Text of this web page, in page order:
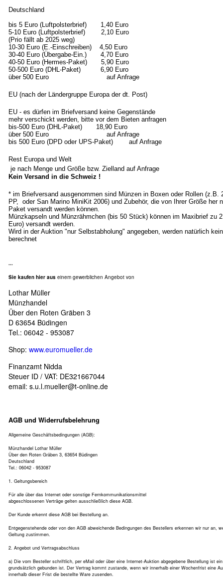
Deutschland
bis 5 Euro (Luftpolsterbrief) 1,40 Euro
5-10 Euro (Luftpolsterbrief) 2,10 Euro
(Prio fällt ab 2025 weg)
10-30 Euro (E.-Einschreiben) 4,50 Euro
30-40 Euro (Übergabe-Ein.) 4,70 Euro
40-50 Euro (Hermes-Paket) 5,90 Euro
50-500 Euro (DHL-Paket) 6,90 Euro
über 500 Euro auf Anfrage
EU (nach der Ländergruppe Europa der dt. Post)
EU - es dürfen im Briefversand keine Gegenstände
mehr verschickt werden, bitte vor dem Bieten anfragen
bis-500 Euro (DHL-Paket) 18,90 Euro
über 500 Euro auf Anfrage
bis 500 Euro (DPD oder UPS-Paket) auf Anfrage
Rest Europa und Welt
je nach Menge und Größe bzw. Zielland auf Anfrage
Kein Versand in die Schweiz !
* im Briefversand ausgenommen sind Münzen in Boxen oder Rollen (z.B.
PP, oder San Marino MiniKit 2006) und Zubehör, die von Ihrer Größe her
Paket versandt werden können.
Münzkapseln und Münzrähmchen (bis 50 Stück) können im Maxibrief zu
Euro) versandt werden.
Wird in der Auktion "nur Selbstabholung" angegeben, werden natürlich
berechnet
...
Sie kaufen hier aus einem gewerblichen Angebot von
Lothar Müller
Münzhandel
Über den Roten Gräben 3
D 63654 Büdingen
Tel.: 06042 - 953087
Shop: www.euromueller.de
Finanzamt Nidda
Steuer ID / VAT: DE321667044
email: s.u.l.mueller@t-online.de
AGB und Widerrufsbelehrung
Allgemeine Geschäftsbedingungen (AGB):
Münzhandel Lothar Müller
Über den Roten Gräben 3, 63654 Büdingen
Deutschland
Tel.: 06042 - 953087
1. Geltungsbereich
Für alle über das Internet oder sonstige Fernkommunikationsmittel
abgeschlossenen Verträge gelten ausschließlich diese AGB.
Der Kunde erkennt diese AGB bei Bestellung an.
Entgegenstehende oder von den AGB abweichende Bedingungen des Bestellers erkennen wir nur an,
Geltung zustimmen.
2. Angebot und Vertragsabschluss
a) Die vom Besteller schriftlich, per eMail oder über eine Internet-Auktion abgegebene Bestellung ist
grundsätzlich gebunden ist. Der Vertrag kommt zustande, wenn wir innerhalb einer Wochenfrist eine
innerhalb dieser Frist die bestellte Ware zusenden.